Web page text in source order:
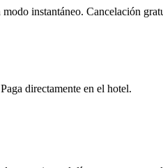
instantáneo. Cancelación
directamente en el hotel.